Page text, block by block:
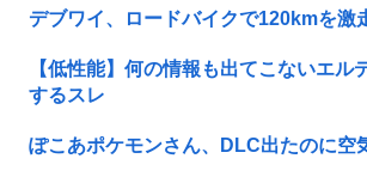
デブワイ、ロードバイクで120kmを激
【低性能】何の情報も出てこないエル
するスレ
ぽこあポケモンさん、DLC出たのに空